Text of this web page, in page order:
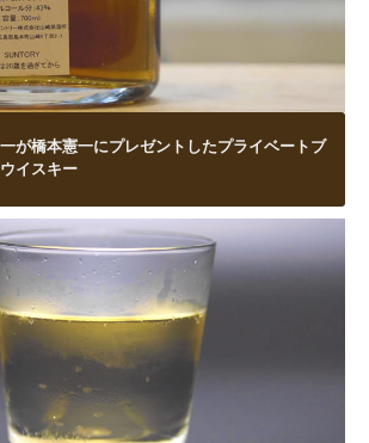
が橋本憲一にプレゼントしたプライベートブ
イスキー